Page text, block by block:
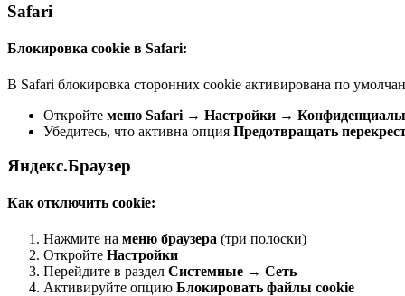
Safari
Блокировка cookie в Safari:
В Safari блокировка сторонних cookie активирована по
Откройте меню Safari → Настройки →
Убедитесь, что активна опция Предотвращать
Яндекс.Браузер
Как отключить cookie:
Нажмите на меню браузера (три полоски)
Откройте Настройки
Перейдите в раздел Системные → Сеть
Активируйте опцию Блокировать файлы cookie